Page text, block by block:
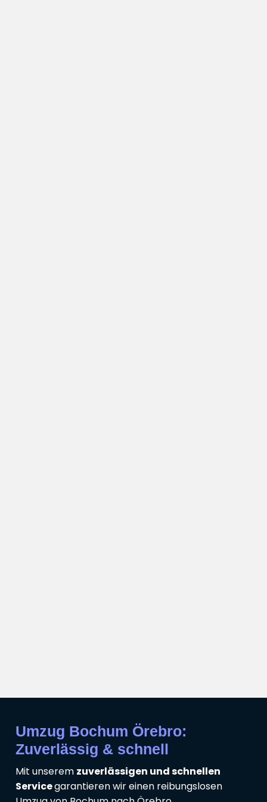
Umzug Bochum Örebro:
Zuverlässig & schnell
Mit unserem zuverlässigen und schnellen
Servicegarantieren wir einen reibungslosen